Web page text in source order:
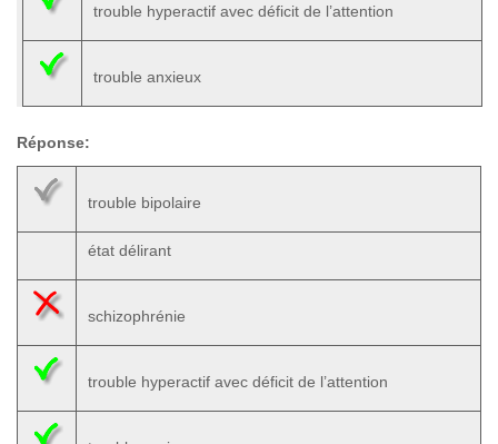
trouble hyperactif avec déficit de l’attention
trouble anxieux
Réponse:
trouble bipolaire
état délirant
schizophrénie
trouble hyperactif avec déficit de l’attention